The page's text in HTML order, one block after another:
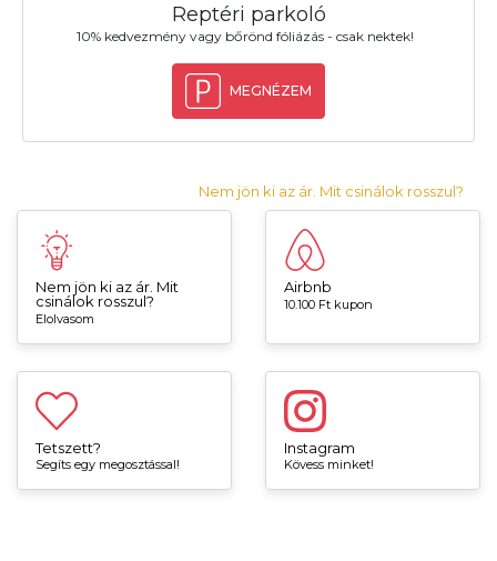
Reptéri parkoló
10% kedvezmény vagy bőrönd fóliázás - csak nektek!
MEGNÉZEM
Nem jön ki az ár. Mit csinálok rosszul?
Nem jön ki az ár. Mit
csinálok rosszul?
Elolvasom
Airbnb
10.100 Ft kupon
Tetszett?
Segíts egy megosztással!
Instagram
Kövess minket!